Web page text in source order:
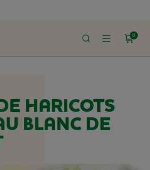
0
HARICOTS
BLANC DE